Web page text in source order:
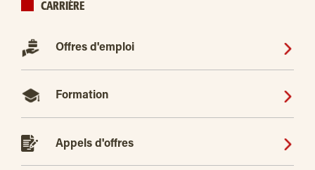
CARRIÈRE
Offres d'emploi
Formation
Appels d'offres